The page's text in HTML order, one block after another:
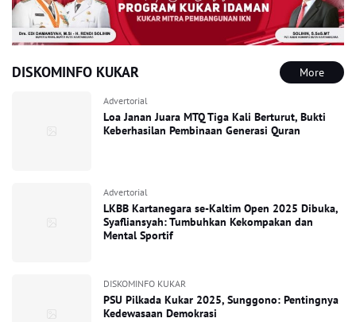
DISKOMINFO KUKAR More
Advertorial
Loa Janan Juara MTQ Tiga Kali Berturut, Bukti
Keberhasilan Pembinaan Generasi Quran
Advertorial
LKBB Kartanegara se-Kaltim Open 2025 Dibuka,
Syafliansyah: Tumbuhkan Kekompakan dan
Mental Sportif
DISKOMINFO KUKAR
PSU Pilkada Kukar 2025, Sunggono: Pentingnya
Kedewasaan Demokrasi